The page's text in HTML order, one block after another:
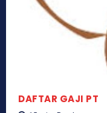
DAFTAR GAJI PT